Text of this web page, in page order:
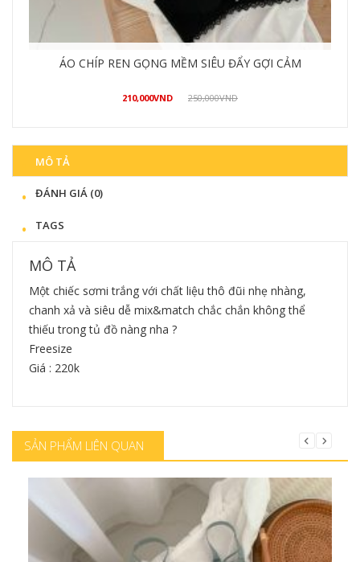
QUẦN ỐNG LOE CÁ TÍNH PHONG CÁCH
490,000VND 550,000VND
MÔ TẢ
ĐÁNH GIÁ (0)
TAGS
MÔ TẢ
Một chiếc sơmi trắng với chất liệu thô đũi nhẹ nhàng,
chanh xả và siêu dễ mix&match chắc chắn không thể
thiếu trong tủ đồ nàng nha ?
Freesize
Giá : 220k
SẢN PHẨM LIÊN QUAN